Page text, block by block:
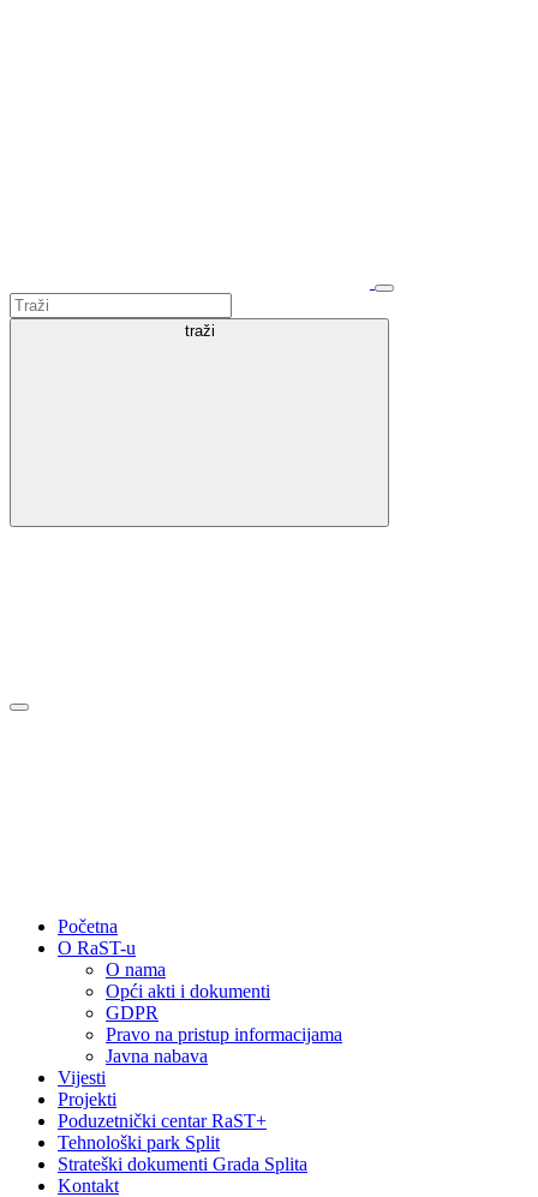
traži
Početna
O RaST-u
O nama
Opći akti i dokumenti
GDPR
Pravo na pristup informacijama
Javna nabava
Vijesti
Projekti
Poduzetnički centar RaST+
Tehnološki park Split
Strateški dokumenti Grada Splita
Kontakt